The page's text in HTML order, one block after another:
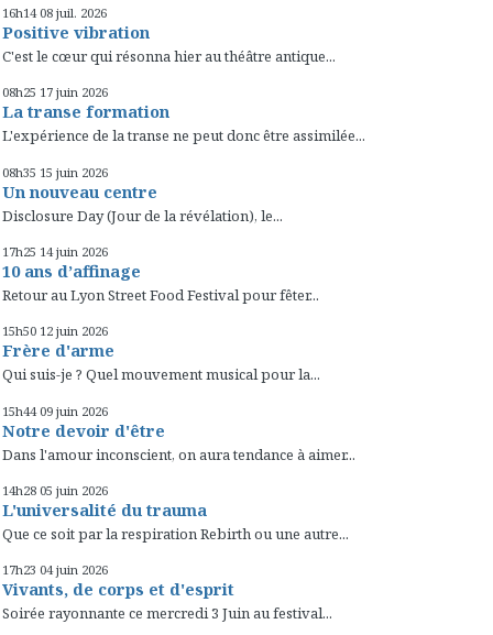
16h14 08 juil. 2026
Positive vibration
C'est le cœur qui résonna hier au théâtre antique...
08h25 17 juin 2026
La transe formation
L'expérience de la transe ne peut donc être assimilée...
08h35 15 juin 2026
Un nouveau centre
Disclosure Day (Jour de la révélation), le...
17h25 14 juin 2026
10 ans d’affinage
Retour au Lyon Street Food Festival pour fêter...
15h50 12 juin 2026
Frère d'arme
Qui suis-je ? Quel mouvement musical pour la...
15h44 09 juin 2026
Notre devoir d'être
Dans l'amour inconscient, on aura tendance à aimer...
14h28 05 juin 2026
L'universalité du trauma
Que ce soit par la respiration Rebirth ou une autre...
17h23 04 juin 2026
Vivants, de corps et d'esprit
Soirée rayonnante ce mercredi 3 Juin au festival...